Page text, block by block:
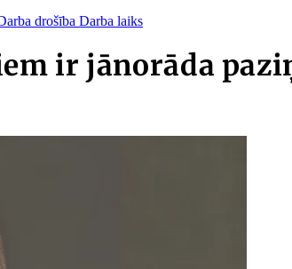
drošība Darba laiks
ir jānorāda